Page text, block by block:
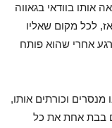
אותו בוודאי בגאווה
לכל מקום שאליו
אחרי שהוא פותח
וכורתים אותו,
בבת אחת את כל